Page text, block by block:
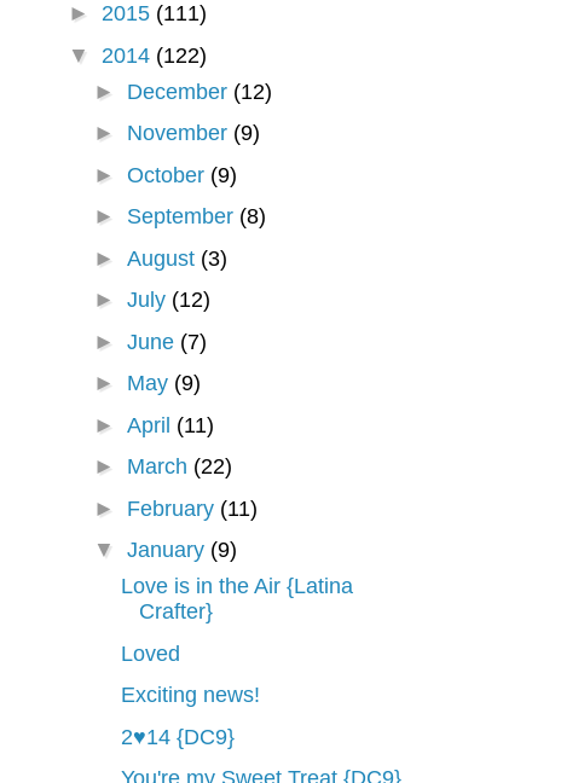
► 2015 (111)
▼ 2014 (122)
► December (12)
► November (9)
►October (9)
► September (8)
►August (3)
►July (12)
►June (7)
► May (9)
►April (11)
► March (22)
► February (11)
▼January (9)
Love is in the Air {Latina
Crafter}
Loved
Exciting news!
2♥14 {DC9}